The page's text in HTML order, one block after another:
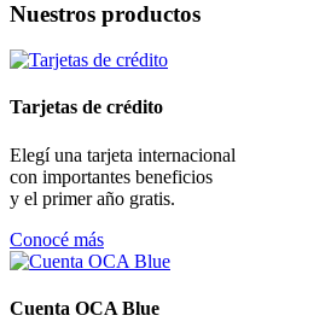
Nuestros productos
Tarjetas de crédito
Elegí una tarjeta internacional
con importantes beneficios
y el primer año gratis.
Conocé más
Cuenta OCA Blue